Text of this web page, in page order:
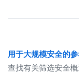
用于大规模安全的
查找有关筛选安全